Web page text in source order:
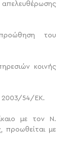
του
κοινής
2003/54/ΕΚ.
με τον Ν.
προωθείται με